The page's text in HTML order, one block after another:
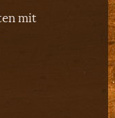
mit
Pak